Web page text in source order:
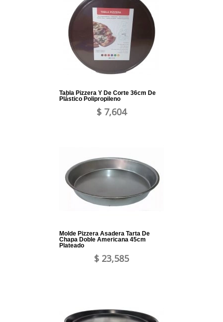
Tabla Pizzera Y De Corte 36cm De
Plástico Polipropileno
$ 7,604
Molde Pizzera Asadera Tarta De
Chapa Doble Americana 45cm
Plateado
$ 23,585